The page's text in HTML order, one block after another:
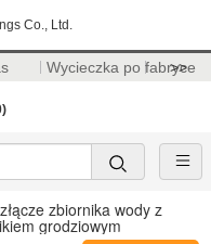
Co., Ltd.
Wycieczka po fabryce
>>
zbiornika wody z
grodziowym